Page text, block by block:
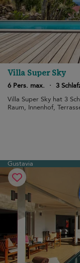
Villa Super Sky
6 Pers. max. · 3
Villa Super Sky hat 3
Raum, Innenhof,
Gustavia